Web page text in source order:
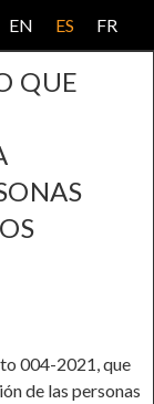
EN ES FR
QUE
004-2021, que
de las personas